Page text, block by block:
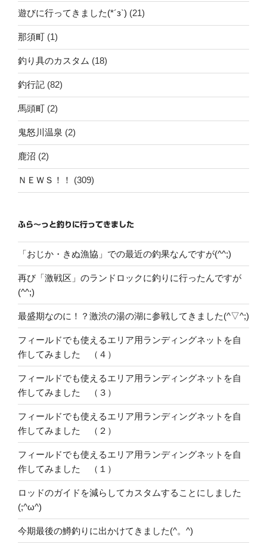
遊びに行ってきました(*´з`) (21)
那須町 (1)
釣り具のカスタム (18)
釣行記 (82)
馬頭町 (2)
鬼怒川温泉 (2)
鹿沼 (2)
ＮＥＷＳ！！ (309)
ふら～っと釣りに行ってきました
「おじか・きぬ漁協」での最近の釣果なんですが(^^;)
再び「激戦区」のランドロックに釣りに行ったんですが
(^^;)
最盛期なのに！？激渋の湯の湖に参戦してきました(^▽^;)
フィールドでも使えるエリア用ランディングネットを自
作してみました （４）
フィールドでも使えるエリア用ランディングネットを自
作してみました （３）
フィールドでも使えるエリア用ランディングネットを自
作してみました （２）
フィールドでも使えるエリア用ランディングネットを自
作してみました （１）
ロッドのガイドを減らしてカスタムすることにしました
(;^ω^)
今期最後の鱒釣りに出かけてきました(^。^)